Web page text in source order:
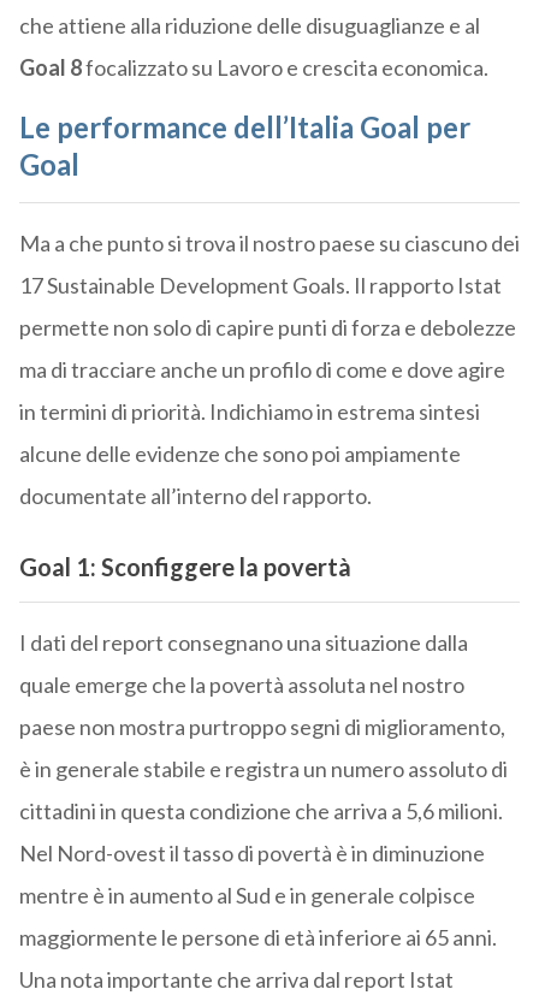
che attiene alla riduzione delle disuguaglianze e al
Goal 8focalizzato su Lavoro e crescita economica.
Le performance dell’Italia Goal per
Goal
Ma a che punto si trova il nostro paese su ciascuno dei
17 Sustainable Development Goals. Il rapporto Istat
permette non solo di capire punti di forza e debolezze
ma di tracciare anche un profilo di come e dove agire
in termini di priorità. Indichiamo in estrema sintesi
alcune delle evidenze che sono poi ampiamente
documentate all’interno del rapporto.
Goal 1: Sconfiggere la povertà
I dati del report consegnano una situazione dalla
quale emerge che la povertà assoluta nel nostro
paese non mostra purtroppo segni di miglioramento,
è in generale stabile e registra un numero assoluto di
cittadini in questa condizione che arriva a 5,6 milioni.
Nel Nord-ovest il tasso di povertà è in diminuzione
mentre è in aumento al Sud e in generale colpisce
maggiormente le persone di età inferiore ai 65 anni.
Una nota importante che arriva dal report Istat